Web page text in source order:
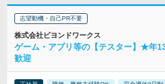
志望動機・自己PR不要
株式会社ビヨンドワークス
ゲーム・アプリ等の【テスター】★年
歓迎